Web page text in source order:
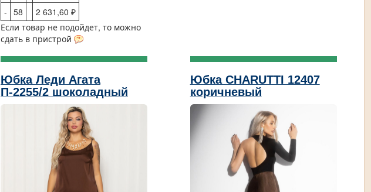
- 58
2 631,60 ₽
Если товар не подойдет, то можно
сдать в пристрой
Юбка Леди Агата
П-2255/2 шоколадный
Юбка CHARUTTI 12407
коричневый